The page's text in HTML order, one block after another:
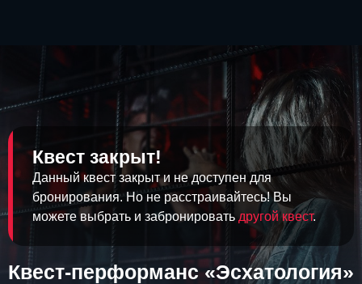
Квест закрыт!
Данный квест закрыт и не доступен для
бронирования. Но не расстраивайтесь! Вы
можете выбрать и забронировать другой квест.
Квест-перформанс «Эсхатология»